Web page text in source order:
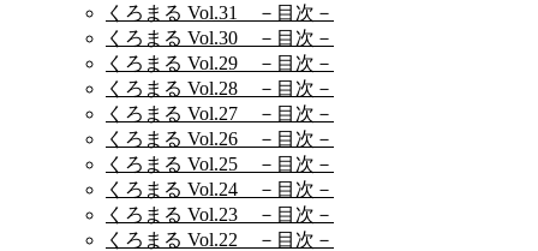
くろまる Vol.31 －目次－
くろまる Vol.30 －目次－
くろまる Vol.29 －目次－
くろまる Vol.28 －目次－
くろまる Vol.27 －目次－
くろまる Vol.26 －目次－
くろまる Vol.25 －目次－
くろまる Vol.24 －目次－
くろまる Vol.23 －目次－
くろまる Vol.22 －目次－